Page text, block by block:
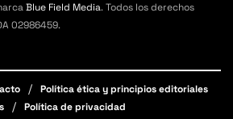
Blue Field Media. Todos los derechos
02986459.
Política ética y principios editoriales
Política de privacidad